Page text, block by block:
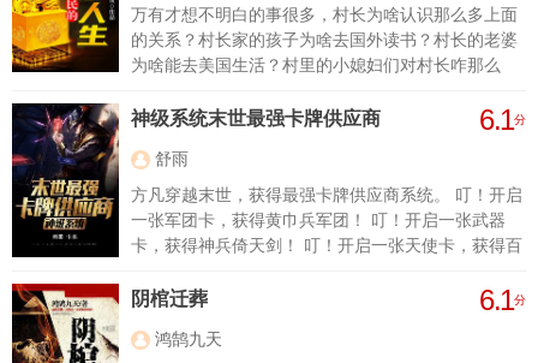
万有才想不明白的事很多，村长为啥认识那么多上面
的关系？村长家的孩子为啥去国外读书？村长的老婆
为啥能去美国生活？村里的小媳妇们对村长咋那么
的。村长也是干部，虽然是最小的干部，但是权力却
神级系统末世最强卡牌供应商 6.1分
舒雨
方凡穿越末世，获得最强卡牌供应商系统。 叮！开启
一张军团卡，获得黄巾兵军团！ 叮！开启一张武器
卡，获得神兵倚天剑！ 叮！开启一张天使卡，获得百
阴棺迁葬 6.1分
鸿鹄九天